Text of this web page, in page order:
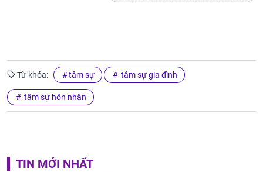
Từ khóa: tâm sự tâm sự gia đình
tâm sự hôn nhân
TIN MỚI NHẤT